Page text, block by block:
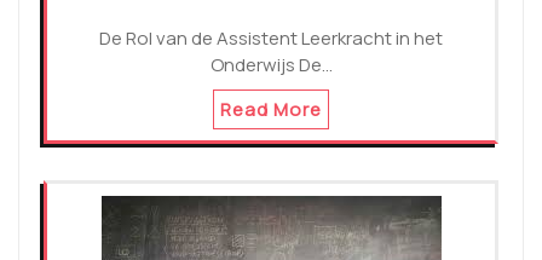
De Rol van de Assistent Leerkracht in het
Onderwijs De…
Read More